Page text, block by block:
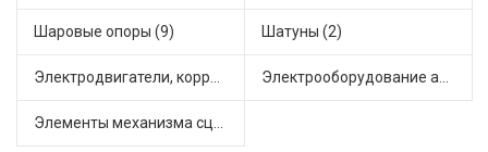
Шаровые опоры (9) Шатуны (2)
Электродвигатели, корректоры и приводы автомобильн (7) Электрооборудование автомобилей (4)
Элементы механизма сцепления (28)